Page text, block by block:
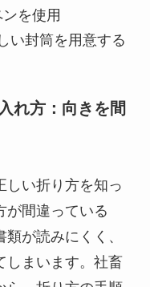
を使用
い封筒を用意する
れ方：向きを間
しい折り方を知っ
が間違っている
が読みにくく、
しまいます。社畜